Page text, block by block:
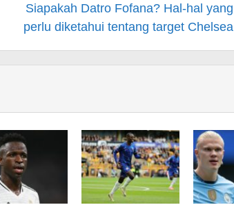
Siapakah Datro Fofana? Hal-hal yang
perlu diketahui tentang target Chelsea